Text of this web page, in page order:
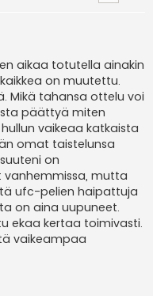
aikaa totutella ainakin
on muutettu.
Mikä tahansa ottelu voi
päättyä miten
vaikeaa katkaista
omat taistelunsa
on
vanhemmissa, mutta
ufc-pelien haipattuja
on aina uupuneet.
ekaa kertaa toimivasti.
vaikeampaa